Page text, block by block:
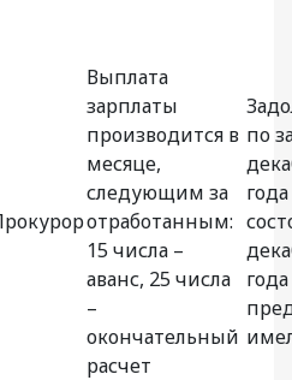
Выплата
зарплаты
производится в
месяце,
следующим за
отработанным:
15 числа –
аванс, 25 числа
–
окончательный
расчет
по